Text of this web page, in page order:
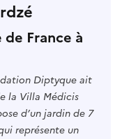
France à
Diptyque ait
la Villa Médicis
d’un jardin de 7
représente un